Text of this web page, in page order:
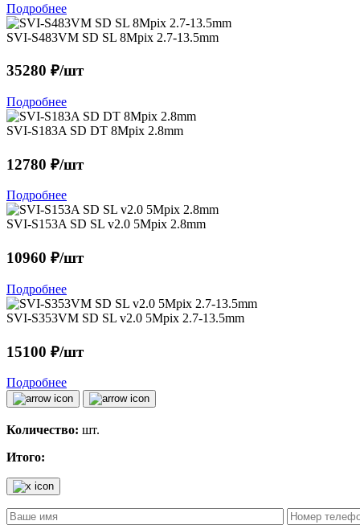
Подробнее
SVI-S483VM SD SL 8Mpix 2.7-13.5mm
35280 ₽/шт
Подробнее
SVI-S183A SD DT 8Mpix 2.8mm
12780 ₽/шт
Подробнее
SVI-S153A SD SL v2.0 5Mpix 2.8mm
10960 ₽/шт
Подробнее
SVI-S353VM SD SL v2.0 5Mpix 2.7-13.5mm
15100 ₽/шт
Подробнее
Количество: шт.
Итого: